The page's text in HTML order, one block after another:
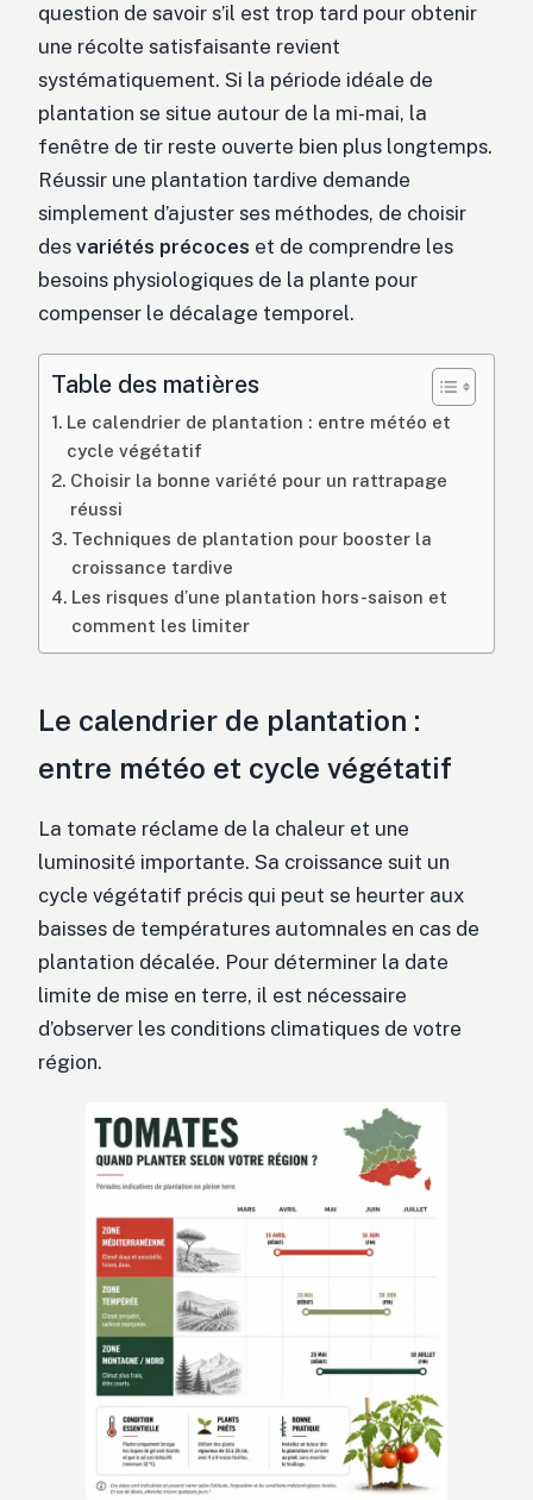
question de savoir s’il est trop tard pour obtenir
une récolte satisfaisante revient
systématiquement. Si la période idéale de
plantation se situe autour de la mi-mai, la
fenêtre de tir reste ouverte bien plus longtemps.
Réussir une plantation tardive demande
simplement d’ajuster ses méthodes, de choisir
des variétés précoces et de comprendre les
besoins physiologiques de la plante pour
compenser le décalage temporel.
Table des matières
Le calendrier de plantation : entre météo et
cycle végétatif
Choisir la bonne variété pour un rattrapage
réussi
Techniques de plantation pour booster la
croissance tardive
Les risques d’une plantation hors-saison et
comment les limiter
Le calendrier de plantation :
entre météo et cycle végétatif
La tomate réclame de la chaleur et une
luminosité importante. Sa croissance suit un
cycle végétatif précis qui peut se heurter aux
baisses de températures automnales en cas de
plantation décalée. Pour déterminer la date
limite de mise en terre, il est nécessaire
d’observer les conditions climatiques de votre
région.